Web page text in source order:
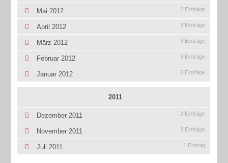
Mai 2012 2 Einträge
April 2012 3 Einträge
März 2012 3 Einträge
Februar 2012 3 Einträge
Januar 2012 6 Einträge
2011
Dezember 2011 2 Einträge
November 2011 3 Einträge
Juli 2011 1 Eintrag